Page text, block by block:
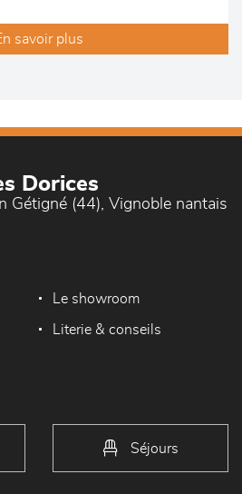
savoir plus
Dorices
Gétigné (44), Vignoble nantais
Le showroom
Literie & conseils
Séjours